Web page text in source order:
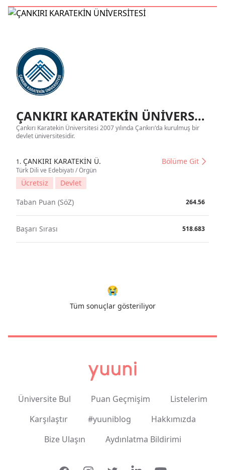
ÇANKIRI KARATEKİN ÜNİVERSİTESİ Tanıtım
Çankırı Karatekin Üniversitesi 2007 yılında Çankırı'da kurulmuş bir
devlet üniversitesidir.
1. ÇANKIRI KARATEKİN Ü.
Türk Dili ve Edebiyatı / Örgün
Bölüme Git
Ücretsiz
Devlet
Taban Puan (SöZ)
264.56
Başarı Sırası 518.683
😭
Tüm sonuçlar gösteriliyor
Üniversite Bul Puan Geçmişim
Listelerim
Karşılaştır
#yuuniblog
Hakkımızda
Bize Ulaşın
Aydınlatma Bildirimi